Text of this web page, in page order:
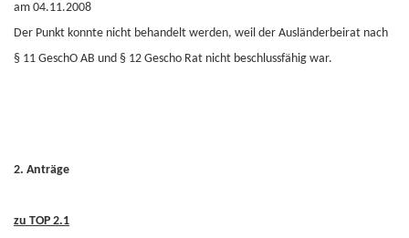
am 04.11.2008
Der Punkt konnte nicht behandelt werden, weil der Ausländerbeirat nach
§ 11 GeschO AB und § 12 Gescho Rat nicht beschlussfähig war.
2. Anträge
zu TOP 2.1